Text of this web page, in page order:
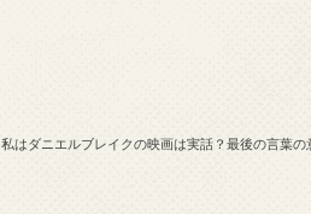
私はダニエルブレイクの映画は実話？最後の言葉の